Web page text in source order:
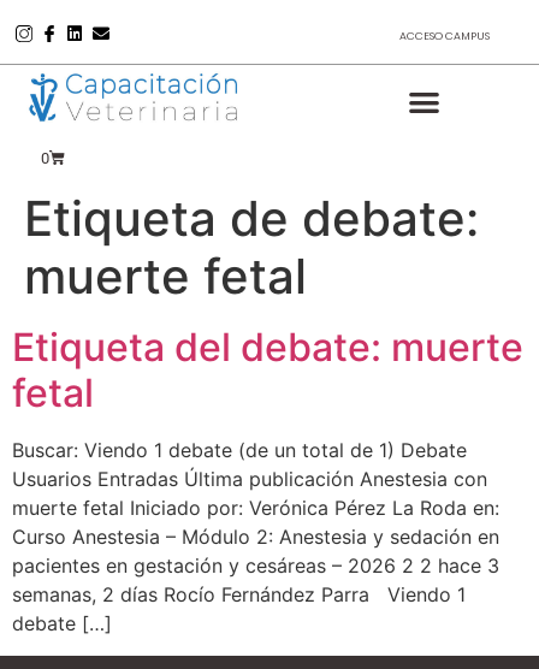
ACCESO CAMPUS
0
Etiqueta de debate:
muerte fetal
Etiqueta del debate: muerte
fetal
Buscar: Viendo 1 debate (de un total de 1) Debate
Usuarios Entradas Última publicación Anestesia con
muerte fetal Iniciado por: Verónica Pérez La Roda en:
Curso Anestesia – Módulo 2: Anestesia y sedación en
pacientes en gestación y cesáreas – 2026 2 2 hace 3
semanas, 2 días Rocío Fernández Parra Viendo 1
debate […]